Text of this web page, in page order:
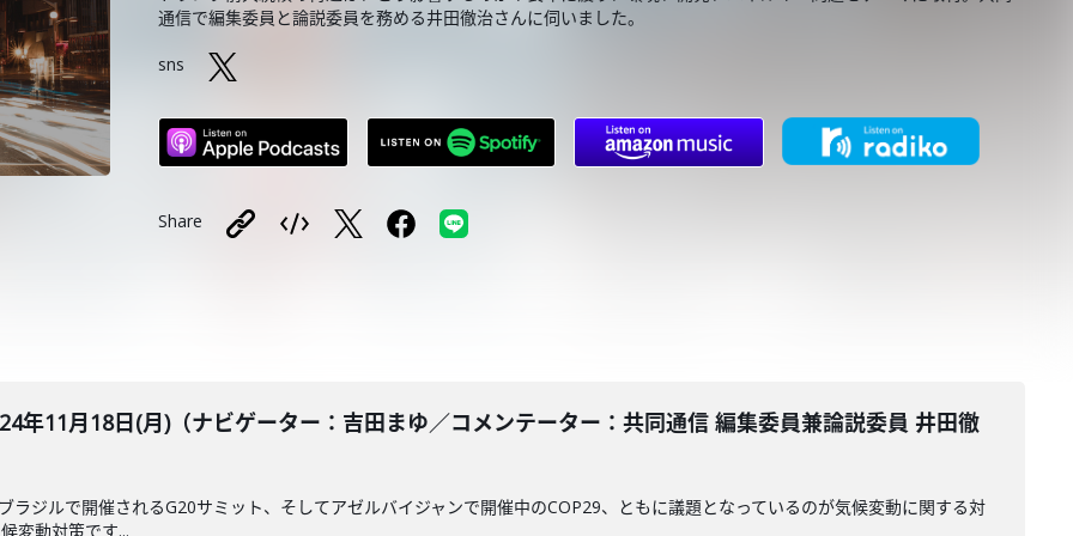
通信で編集委員と論説委員を務める井田徹治さんに伺いました。
sns
Share
年11月18日(月)（ナビゲーター：吉田まゆ／コメンテーター：共同通信 編集委員兼論説委員 井田徹
ラジルで開催されるG20サミット、そしてアゼルバイジャンで開催中のCOP29、ともに議題となっているのが気候変動に関する対
変動対策です...